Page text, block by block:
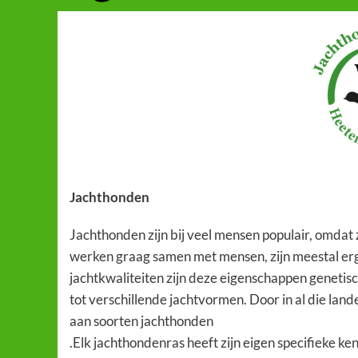
Jachthonden
Jachthonden zijn bij veel mensen populair,
werken graag samen met mensen, zijn meestal
jachtkwaliteiten zijn deze eigenschappen
tot verschillende jachtvormen. Door in al die
aan soorten jachthonden
.Elk jachthondenras heeft zijn eigen specifieke